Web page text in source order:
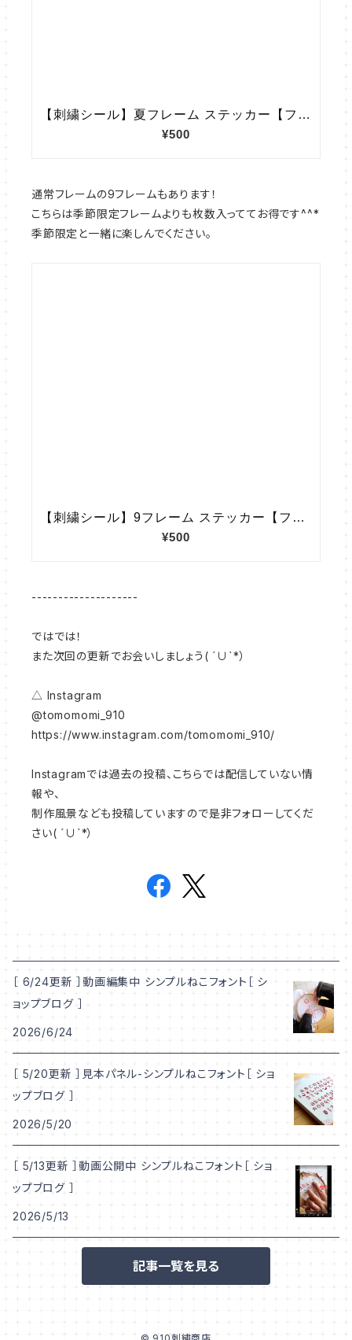
通常フレームの9フレームもあります！
こちらは季節限定フレームよりも枚数入っててお得です^^*
季節限定と一緒に楽しんでください。
--------------------
ではでは！
また次回の更新でお会いしましょう( ´∪`*）
△ Instagram
@tomomomi_910
https://www.instagram.com/tomomomi_910/
Instagramでは過去の投稿、こちらでは配信していない情
報や、
制作風景なども投稿していますので是非フォローしてくだ
さい( ´∪`*）
［ 6/24更新 ］動画編集中 シンプルねこフォント［ シ
ョップブログ ］
2026/6/24
［ 5/20更新 ］見本パネル-シンプルねこフォント［ ショ
ップブログ ］
2026/5/20
［ 5/13更新 ］動画公開中 シンプルねこフォント［ ショ
ップブログ ］
2026/5/13
記事一覧を見る